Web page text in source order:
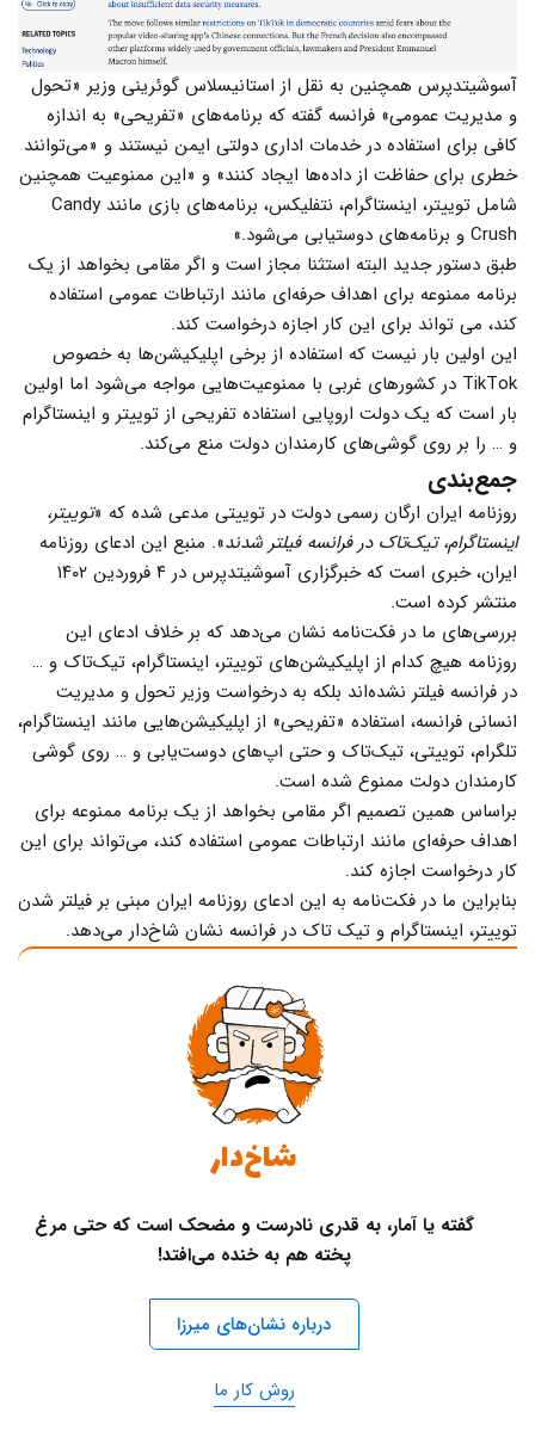
آسوشیتدپرس همچنین به نقل از استانیسلاس گوئرینی وزیر «تحول
و مدیریت عمومی» فرانسه گفته که برنامه‌های «تفریحی» به اندازه
کافی برای استفاده در خدمات اداری دولتی ایمن نیستند و «می‌توانند
خطری برای حفاظت از داده‌ها ایجاد کنند» و «این ممنوعیت همچنین
شامل توییتر، اینستاگرام، نتفلیکس، برنامه‌های بازی مانند Candy
Crush و برنامه‌های دوستیابی می‌شود.»
طبق دستور جدید البته استثنا مجاز است و اگر مقامی بخواهد از یک
برنامه ممنوعه برای اهداف حرفه‌ای مانند ارتباطات عمومی استفاده
کند، می تواند برای این کار اجازه درخواست کند.
این اولین بار نیست که استفاده از برخی اپلیکیشن‌ها به خصوص
TikTok در کشورهای غربی با ممنوعیت‌هایی مواجه می‌شود اما اولین
بار است که یک دولت اروپایی استفاده تفریحی از توییتر و اینستاگرام
و … را بر روی گوشی‌های کارمندان دولت منع می‌کند.
جمع‌بندی
روزنامه ایران ارگان رسمی دولت در توییتی مدعی شده که «توییتر،
اینستاگرام، تیک‌تاک‌ در فرانسه فیلتر شدند». منبع این ادعای روزنامه
ایران، خبری است که خبرگزاری آسوشیتدپرس در ۴ فروردین ۱۴۰۲
منتشر کرده است.
بررسی‌های ما در فکت‌نامه نشان می‌دهد که بر خلاف ادعای این
روزنامه هیچ کدام از اپلیکیشن‌های توییتر، اینستاگرام، تیک‌تاک و …
در فرانسه فیلتر نشده‌اند بلکه به درخواست وزیر تحول و مدیریت
انسانی فرانسه، استفاده «تفریحی» از اپلیکیشن‌هایی مانند اینستاگرام،
تلگرام، توییتی، تیک‌تاک و حتی اپ‌های دوست‌یابی و … روی گوشی
کارمندان دولت ممنوع شده است.
براساس همین تصمیم اگر مقامی بخواهد از یک برنامه ممنوعه برای
اهداف حرفه‌ای مانند ارتباطات عمومی استفاده کند، می‌تواند برای این
کار درخواست اجازه کند.
بنابراین ما در فکت‌نامه به این ادعای روزنامه ایران مبنی بر فیلتر شدن
توییتر، اینستاگرام و تیک تاک در فرانسه نشان شاخ‌دار می‌دهد.
شاخ‌دار
گفته یا آمار، به قدری نادرست و مضحک است که حتی مرغ
پخته هم به خنده می‌افتد!
درباره نشان‌های میرزا
روش کار ما